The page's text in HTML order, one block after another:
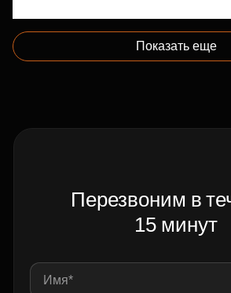
Показать еще
Перезвоним в
15 минут